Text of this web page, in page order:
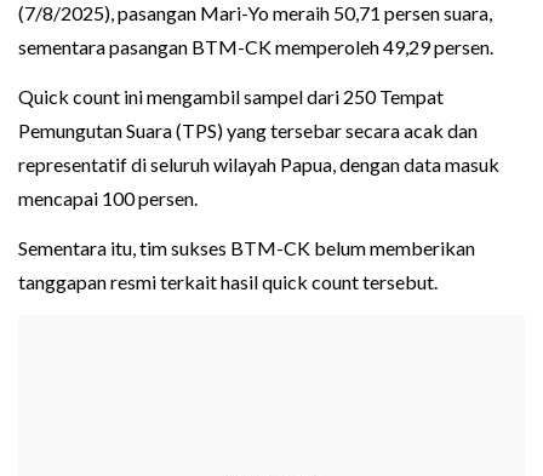
(7/8/2025), pasangan Mari-Yo meraih 50,71 persen suara,
sementara pasangan BTM-CK memperoleh 49,29 persen.
Quick count ini mengambil sampel dari 250 Tempat
Pemungutan Suara (TPS) yang tersebar secara acak dan
representatif di seluruh wilayah Papua, dengan data masuk
mencapai 100 persen.
Sementara itu, tim sukses BTM-CK belum memberikan
tanggapan resmi terkait hasil quick count tersebut.